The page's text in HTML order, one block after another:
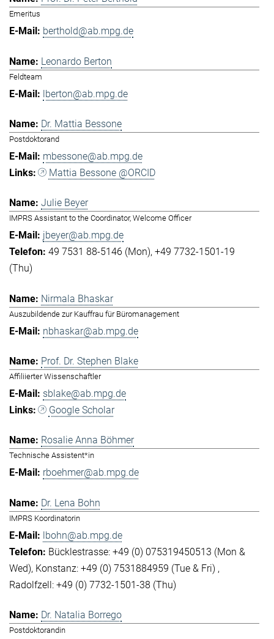
Emeritus
berthold@ab.mpg.de
Leonardo Berton
Feldteam
lberton@ab.mpg.de
Dr. Mattia Bessone
Postdoktorand
mbessone@ab.mpg.de
Mattia Bessone @ORCID
Julie Beyer
IMPRS Assistant to the Coordinator, Welcome Officer
jbeyer@ab.mpg.de
49 7531 88-5146 (Mon) +49 7732-1501-19
(Thu)
Nirmala Bhaskar
Auszubildende zur Kauffrau für Büromanagement
nbhaskar@ab.mpg.de
Prof. Dr. Stephen Blake
Affiliierter Wissenschaftler
sblake@ab.mpg.de
Google Scholar
Rosalie Anna Böhmer
Technische Assistent*in
rboehmer@ab.mpg.de
Dr. Lena Bohn
IMPRS Koordinatorin
lbohn@ab.mpg.de
Bücklestrasse: +49 (0) 075319450513 (Mon &
Wed) Konstanz: +49 (0) 7531884959 (Tue & Fri)
Radolfzell: +49 (0) 7732-1501-38 (Thu)
Dr. Natalia Borrego
Postdoktorandin